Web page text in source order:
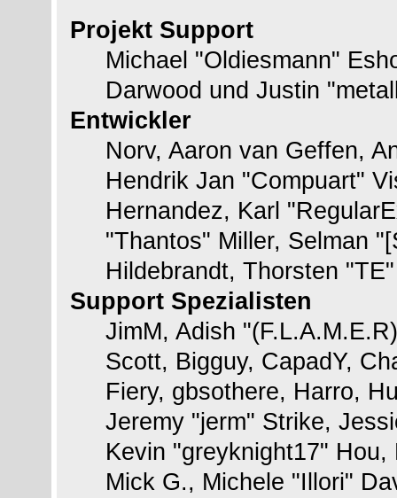
Projekt Support
Michael "Oldiesmann"
Darwood und Justin
Entwickler
Norv, Aaron van Geffen,
Hendrik Jan "Compuart"
Hernandez, Karl
"Thantos" Miller, Selman
Hildebrandt, Thorsten
Support Spezialisten
JimM, Adish
Scott, Bigguy, CapadY,
Fiery, gbsothere, Harro,
Jeremy "jerm" Strike,
Kevin "greyknight17"
Mick G., Michele "Illori"